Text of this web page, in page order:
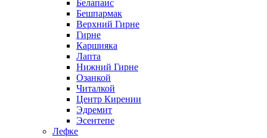
Белапаис
Бешпармак
Верхний Гирне
Гирне
Каршияка
Лапта
Нижний Гирне
Озанкой
Читалкой
Центр Кирении
Эдремит
Эсентепе
Лефке